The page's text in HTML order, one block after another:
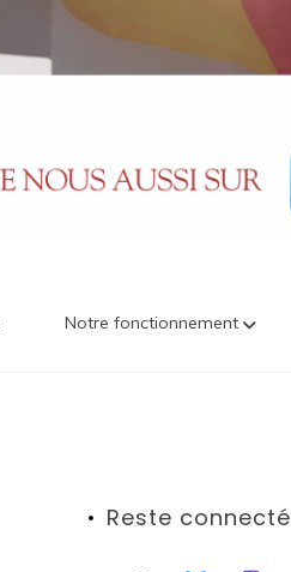
Notre fonctionnement
Reste connecté